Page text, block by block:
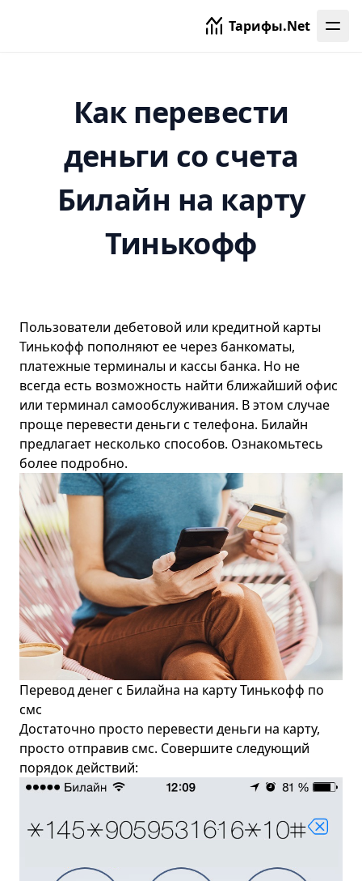
Тарифы.Net
Как перевести
деньги со счета
Билайн на карту
Тинькофф
Пользователи дебетовой или кредитной карты
Тинькофф пополняют ее через банкоматы,
платежные терминалы и кассы банка. Но не
всегда есть возможность найти ближайший офис
или терминал самообслуживания. В этом случае
проще перевести деньги с телефона. Билайн
предлагает несколько способов. Ознакомьтесь
более подробно.
Перевод денег с Билайна на карту Тинькофф по
смс
Достаточно просто перевести деньги на карту,
просто отправив смс. Совершите следующий
порядок действий: